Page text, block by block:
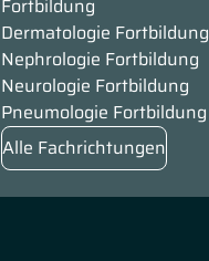
Fortbildung
Dermatologie Fortbildung
Nephrologie Fortbildung
Neurologie Fortbildung
Pneumologie Fortbildung
Alle Fachrichtungen